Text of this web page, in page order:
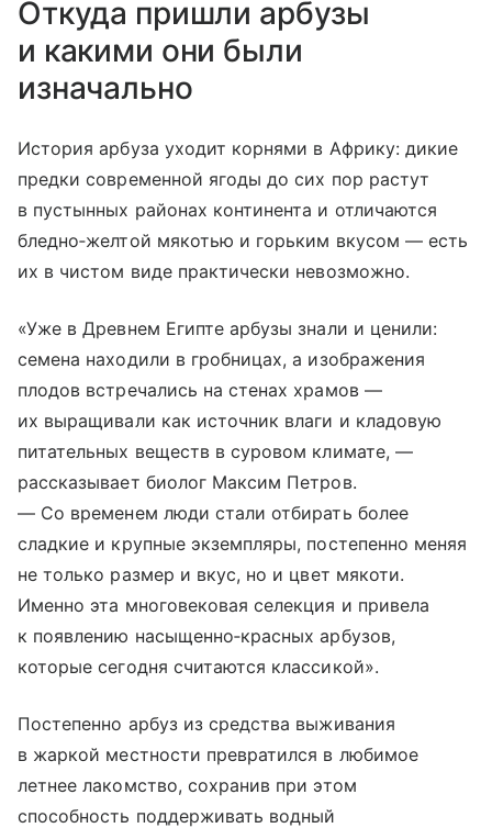
Откуда пришли арбузы
и какими они были
изначально
История арбуза уходит корнями в Африку: дикие
предки современной ягоды до сих пор растут
в пустынных районах континента и отличаются
бледно‑желтой мякотью и горьким вкусом — есть
их в чистом виде практически невозможно.
«Уже в Древнем Египте арбузы знали и ценили:
семена находили в гробницах, а изображения
плодов встречались на стенах храмов —
их выращивали как источник влаги и кладовую
питательных веществ в суровом климате, —
рассказывает биолог Максим Петров.
— Со временем люди стали отбирать более
сладкие и крупные экземпляры, постепенно меняя
не только размер и вкус, но и цвет мякоти.
Именно эта многовековая селекция и привела
к появлению насыщенно‑красных арбузов,
которые сегодня считаются классикой».
Постепенно арбуз из средства выживания
в жаркой местности превратился в любимое
летнее лакомство, сохранив при этом
способность поддерживать водный